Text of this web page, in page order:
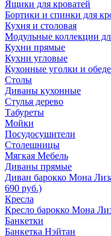
Ящики для кроватей
Бортики и спинки для
Кухня и столовая
Модульные коллекции
Кухни прямые
Кухни угловые
Кухонные уголки и
Столы
Диваны кухонные
Стулья дерево
Табуреты
Мойки
Посудосушители
Столешницы
Мягкая Мебель
Диваны прямые
Диван барокко Мона
690 руб.)
Кресла
Кресло барокко Мона
Банкетки
Банкетка Нэйтан